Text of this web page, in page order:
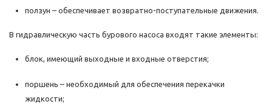
ползун – обеспечивает возвратно-поступательные движения.
В гидравлическую часть бурового насоса входят такие элементы:
блок, имеющий выходные и входные отверстия;
поршень – необходимый для обеспечения перекачки
жидкости;